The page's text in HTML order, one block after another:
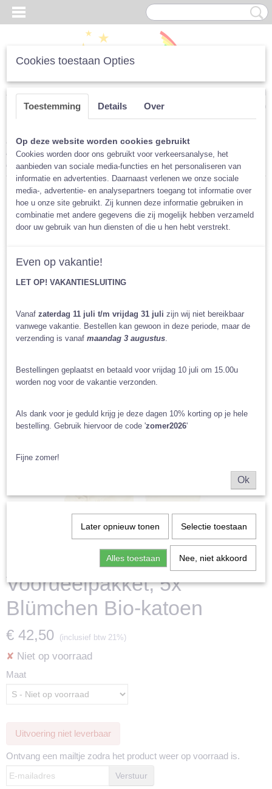
Inloggen Registreren
(0)
Home >Luiers>Tweedelig>Meegroeiluiers>Blümchen Bio-
katoen>Blümchen Bio-katoen Voordeelpakket, 5x Blümchen Bio-
katoen
Blümchen Bio-katoen
Voordeelpakket, 5x
Blümchen Bio-katoen
€ 42,50 (inclusief btw 21%)
✘ Niet op voorraad
Maat
Uitvoering niet leverbaar
Ontvang een mailtje zodra het product weer op voorraad is.
Verstuur
Cookies toestaan Opties
Toestemming Details Over
Op deze website worden cookies gebruikt
Cookies worden door ons gebruikt voor verkeersanalyse, het
aanbieden van sociale media-functies en het personaliseren van
informatie en advertenties. Daarnaast verlenen we onze sociale
media-, advertentie- en analysepartners toegang tot informatie over
hoe u onze site gebruikt. Zij kunnen deze informatie gebruiken in
combinatie met andere gegevens die zij mogelijk hebben verzameld
door uw gebruik van hun diensten of die u hen hebt verstrekt.
Even op vakantie!
LET OP! VAKANTIESLUITING
Vanaf zaterdag 11 juli t/m vrijdag 31 juli zijn wij niet bereikbaar
vanwege vakantie. Bestellen kan gewoon in deze periode, maar de
verzending is vanaf maandag 3 augustus.
Bestellingen geplaatst en betaald voor vrijdag 10 juli om 15.00u
worden nog voor de vakantie verzonden.
Als dank voor je geduld krijg je deze dagen 10% korting op je hele
bestelling. Gebruik hiervoor de code 'zomer2026'
Fijne zomer!
Ok
Later opnieuw tonen Selectie toestaan
Alles toestaan Nee, niet akkoord